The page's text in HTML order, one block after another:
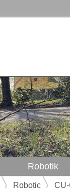
Robotik
Robotic